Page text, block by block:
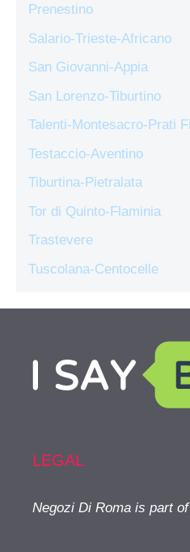
Prenestino
Salario-Trieste-Africano
San Giovanni-Appia
San Lorenzo-Tiburtino
Talenti-Montesacro-Prati
Testaccio-Aventino
Tiburtina-Pietralata
Tor di Quinto-Flaminia
Trastevere
Tuscolana-Centocelle
LEGAL
Negozi Di Roma is part